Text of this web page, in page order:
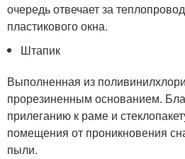
очередь отвечает за
пластикового окна.
Штапик
Выполненная из
прорезиненным основанием.
прилеганию к раме и
помещения от проникновения
пыли.